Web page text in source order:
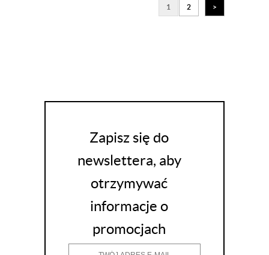
1 2 >
Zapisz się do
newslettera, aby
otrzymywać
informacje o
promocjach